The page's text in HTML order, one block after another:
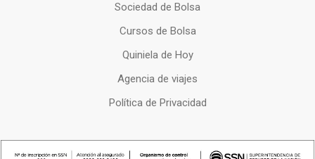
Sociedad de Bolsa
Cursos de Bolsa
Quiniela de Hoy
Agencia de viajes
Política de Privacidad